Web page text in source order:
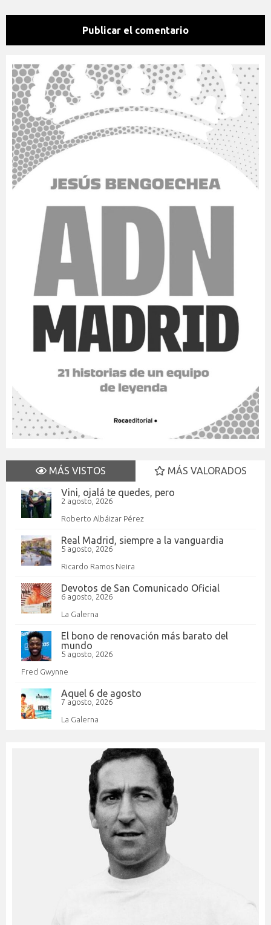
MÁS VISTOS
MÁS VALORADOS
Vini, ojalá te quedes, pero
2 agosto, 2026
Roberto Albáizar Pérez
Real Madrid, siempre a la vanguardia
5 agosto, 2026
Ricardo Ramos Neira
Devotos de San Comunicado Oficial
6 agosto, 2026
La Galerna
El bono de renovación más barato del
mundo
5 agosto, 2026
Fred Gwynne
Aquel 6 de agosto
7 agosto, 2026
La Galerna